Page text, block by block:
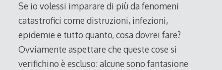
Se io volessi imparare di più da fenomeni
catastrofici come distruzioni, infezioni,
epidemie e tutto quanto, cosa dovrei fare?
Ovviamente aspettare che queste cose si
verifichino è escluso: alcune sono fantasione